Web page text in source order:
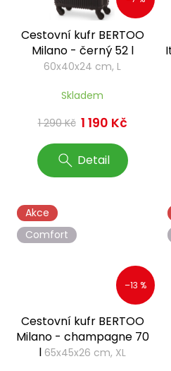
Cestovní kufr BERTOO
Milano - černý 52 l
60x40x24 cm, L
Skladem
1 290 Kč 1 190 Kč
Detail
Akce
Comfort
–13 %
Cestovní kufr BERTOO
Milano - champagne 70
l 65x45x26 cm, XL